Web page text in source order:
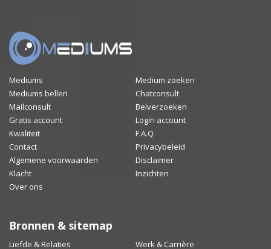
Mediums
Medium zoeken
Mediums bellen
Chatconsult
Mailconsult
Belverzoeken
Gratis account
Login account
Kwaliteit
F.A.Q
Contact
Privacybeleid
Algemene voorwaarden
Disclaimer
Klacht
Inzichten
Over ons
Bronnen & sitemap
Liefde & Relaties Werk & Carrière